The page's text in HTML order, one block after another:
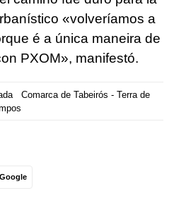
«volveríamos a
é a única maneira de
PXOM», manifestó.
Comarca de Tabeirós - Terra de